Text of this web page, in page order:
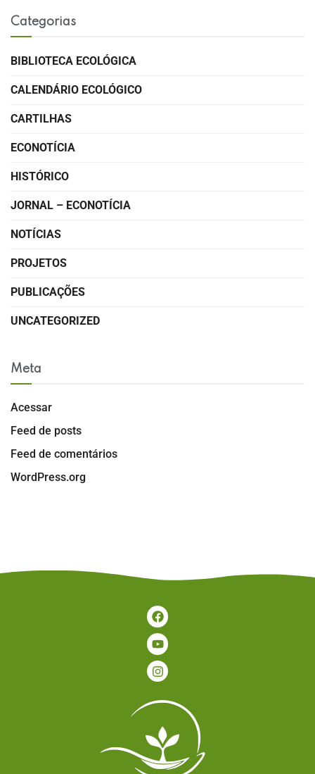
Categorias
BIBLIOTECA ECOLÓGICA
CALENDÁRIO ECOLÓGICO
CARTILHAS
ECONOTÍCIA
HISTÓRICO
JORNAL – ECONOTÍCIA
NOTÍCIAS
PROJETOS
PUBLICAÇÕES
UNCATEGORIZED
Meta
Acessar
Feed de posts
Feed de comentários
WordPress.org